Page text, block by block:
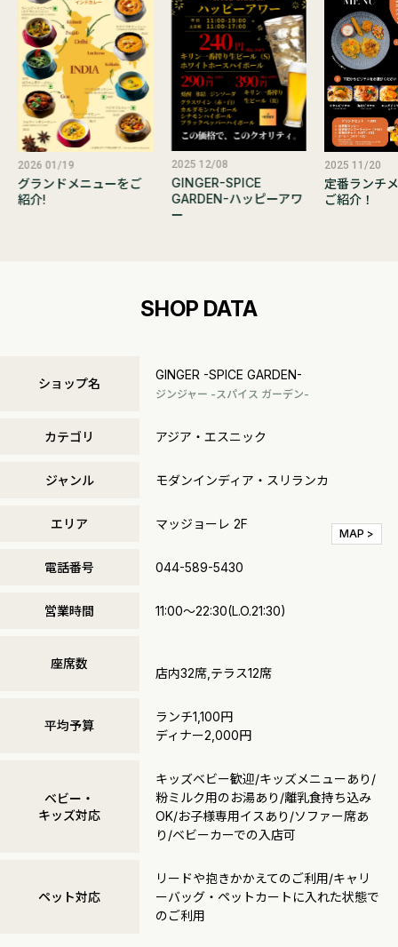
2026 01/19
グランドメニューをご
紹介!
2025 12/08
GINGER-SPICE
GARDEN-ハッピーアワ
ー
2025 11/20
定番ランチ
ご紹介！
SHOP DATA
ショップ名
GINGER -SPICE GARDEN-
ジンジャー -スパイス ガーデン-
カテゴリ アジア・エスニック
ジャンル モダンインディア・スリランカ
エリア マッジョーレ 2F
MAP >
電話番号 044-589-5430
営業時間 11:00～22:30(L.O.21:30)
座席数
店内32席,テラス12席
平均予算
ランチ1,100円
ディナー2,000円
ベビー・
キッズ対応
キッズベビー歓迎/キッズメニューあり/
粉ミルク用のお湯あり/離乳食持ち込み
OK/お子様専用イスあり/ソファー席あ
り/ベビーカーでの入店可
ペット対応
リードや抱きかかえてのご利用/キャリ
ーバッグ・ペットカートに入れた状態で
のご利用